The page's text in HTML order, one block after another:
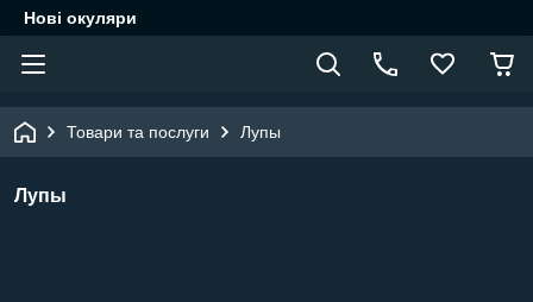
Нові окуляри
Товари та послуги Лупы
Лупы